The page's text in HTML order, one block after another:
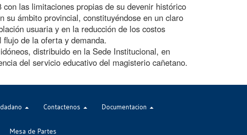
las limitaciones propias de su devenir histórico
su ámbito provincial, constituyéndose en un claro
usuaria y en la reducción de los costos
de la oferta y demanda.
distribuido en la Sede Institucional, en
del servicio educativo del magisterio cañetano.
Contactenos Documentacion
Mesa de Partes